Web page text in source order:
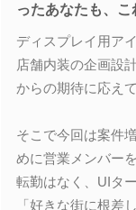
ったあなたも、こ
ディスプレイ用ア
店舗内装の企画設
からの期待に応え
そこで今回は案件
めに営業メンバー
転勤はなく、UIタ
「好きな街に根差